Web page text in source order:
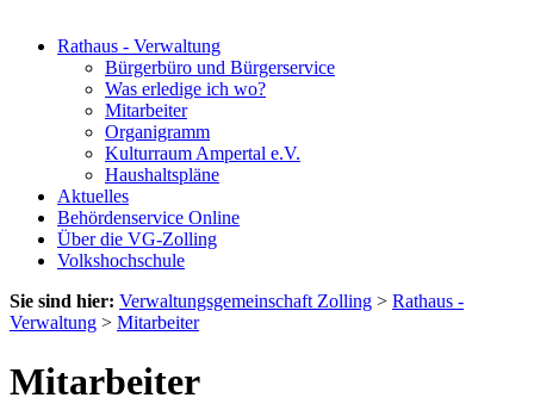
Rathaus - Verwaltung
Bürgerbüro und Bürgerservice
Was erledige ich wo?
Mitarbeiter
Organigramm
Kulturraum Ampertal e.V.
Haushaltspläne
Aktuelles
Behördenservice Online
Über die VG-Zolling
Volkshochschule
Sie sind hier: Verwaltungsgemeinschaft Zolling > Rathaus -
Verwaltung > Mitarbeiter
Mitarbeiter